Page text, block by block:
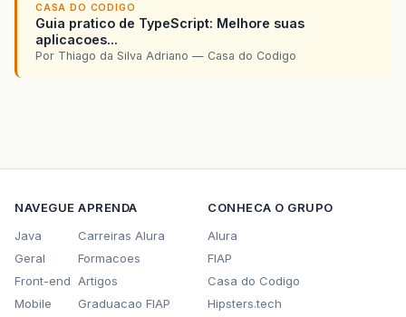
CASA DO CODIGO
Guia pratico de TypeScript: Melhore suas
aplicacoes...
Por Thiago da Silva Adriano — Casa do Codigo
NAVEGUE
Java
Geral
Front-end
Mobile
APRENDA
Carreiras Alura
Formacoes
Artigos
Graduacao FIAP
CONHECA O GRUPO
Alura
FIAP
Casa do Codigo
Hipsters.tech